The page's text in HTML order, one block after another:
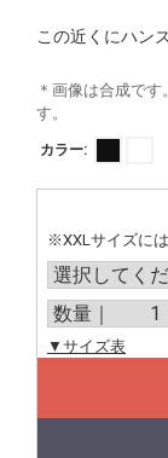
この近くにハン
＊画像は合成で
す。
カラー:
※XXLサイズに
▼サイズ表